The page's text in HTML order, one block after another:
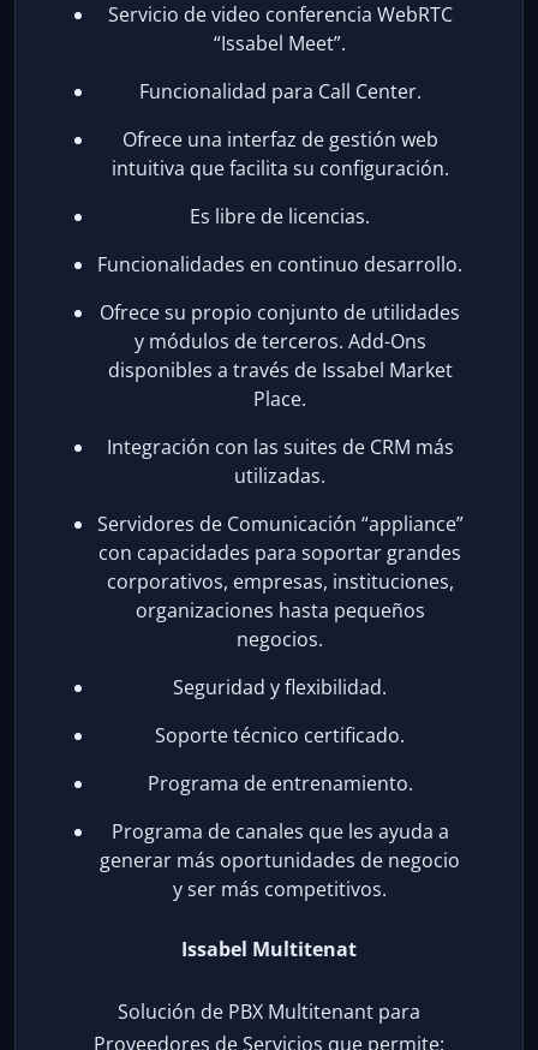
Servicio de video conferencia WebRTC
“Issabel Meet”.
Funcionalidad para Call Center.
Ofrece una interfaz de gestión web
intuitiva que facilita su configuración.
Es libre de licencias.
Funcionalidades en continuo desarrollo.
Ofrece su propio conjunto de utilidades
y módulos de terceros. Add-Ons
disponibles a través de Issabel Market
Place.
Integración con las suites de CRM más
utilizadas.
Servidores de Comunicación “appliance”
con capacidades para soportar grandes
corporativos, empresas, instituciones,
organizaciones hasta pequeños
negocios.
Seguridad y flexibilidad.
Soporte técnico certificado.
Programa de entrenamiento.
Programa de canales que les ayuda a
generar más oportunidades de negocio
y ser más competitivos.
Issabel Multitenat
Solución de PBX Multitenant para
Proveedores de Servicios que permite: